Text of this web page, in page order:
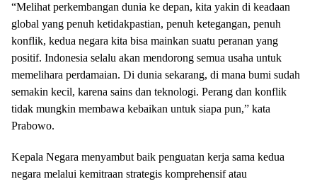
“Melihat perkembangan dunia ke depan, kita yakin di keadaan
global yang penuh ketidakpastian, penuh ketegangan, penuh
konflik, kedua negara kita bisa mainkan suatu peranan yang
positif. Indonesia selalu akan mendorong semua usaha untuk
memelihara perdamaian. Di dunia sekarang, di mana bumi sudah
semakin kecil, karena sains dan teknologi. Perang dan konflik
tidak mungkin membawa kebaikan untuk siapa pun,” kata
Prabowo.
Kepala Negara menyambut baik penguatan kerja sama kedua
negara melalui kemitraan strategis komprehensif atau